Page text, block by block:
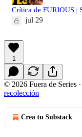
Crítica de FURIOUS |
jul 29
1
© 2026 Fuera de Series ·
recolección
Crea tu Substack